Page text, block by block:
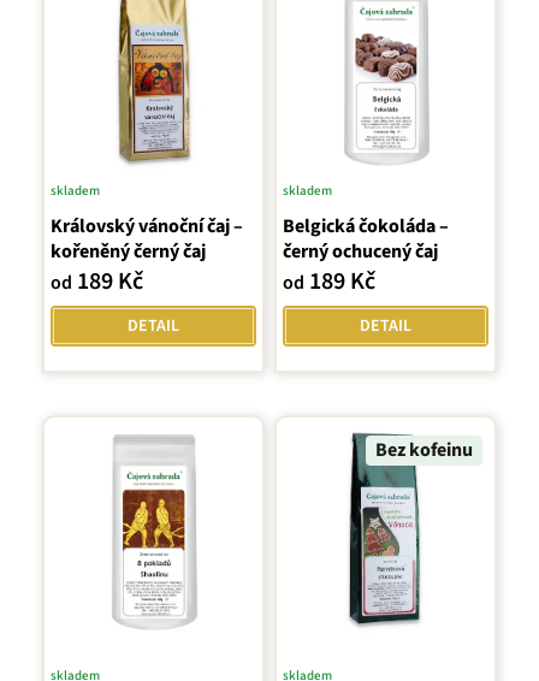
Královský vánoční čaj –
kořeněný černý čaj
Průměrné
hodnocení
produktu
je
5,0
z
5
skladem
od 189 Kč
DETAIL
Belgická čokoláda –
černý ochucený čaj
Průměrné
hodnocení
produktu
je
5,0
z
5
skladem
od 189 Kč
DETAIL
skladem
Bez kofeinu
skladem